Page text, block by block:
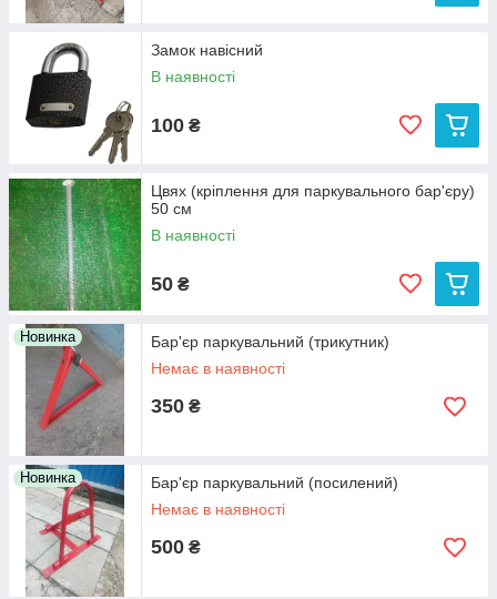
Замок навісний
В наявності
100 ₴
Цвях (кріплення для паркувального бар'єру)
50 см
В наявності
50 ₴
Новинка
Бар'єр паркувальний (трикутник)
Немає в наявності
350 ₴
Новинка
Бар'єр паркувальний (посилений)
Немає в наявності
500 ₴